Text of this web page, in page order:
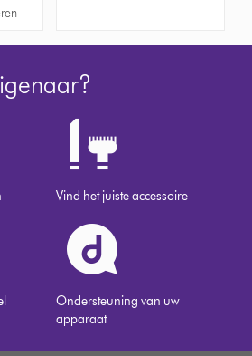
Vind het juiste accessoire
Ondersteuning van uw
apparaat